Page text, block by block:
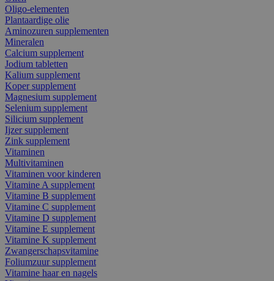
Oligo-elementen
Plantaardige olie
Aminozuren supplementen
Mineralen
Calcium supplement
Jodium tabletten
Kalium supplement
Koper supplement
Magnesium supplement
Selenium supplement
Silicium supplement
Ijzer supplement
Zink supplement
Vitaminen
Multivitaminen
Vitaminen voor kinderen
Vitamine A supplement
Vitamine B supplement
Vitamine C supplement
Vitamine D supplement
Vitamine E supplement
Vitamine K supplement
Zwangerschapsvitamine
Foliumzuur supplement
Vitamine haar en nagels